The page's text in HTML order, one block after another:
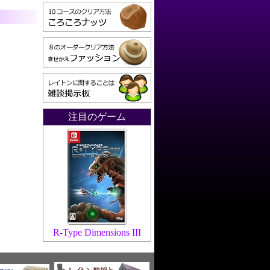
注目のゲーム
R-Type Dimensions III